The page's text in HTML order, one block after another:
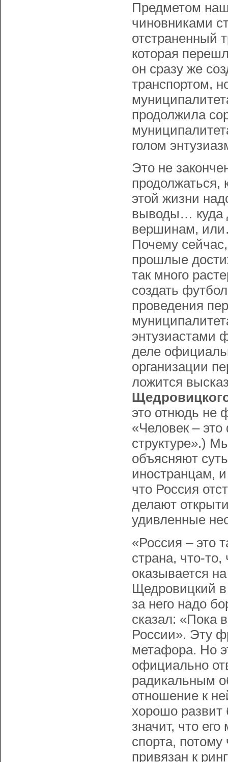
Предметом
чиновниками
отстраненный
которая
он сразу же
транспортом,
продолжила
голом
Это не
продолжаться,
этой жизни
выводы… куда
вершинам,
Почему
прошлые
так много
создать
проведения
энтузиастами
деле
организации
ложится
это отнюдь не
«Человек –
структуре».)
объясняют
иностранцам,
что Россия
делают
удивленные
«Россия – это
страна, что-то,
оказывается
Щедровицкий в
за него надо
сказал: «Пока
России». Эту
метафора. Но
официально
радикальным
отношение к
хорошо развит
значит, что
спорта,
привязан к